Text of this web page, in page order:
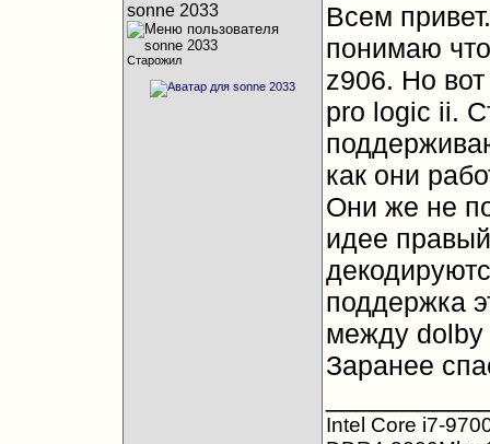
sonne 2033
Старожил
Всем
понимаю
z906. Но
pro logic ii.
как они
Они же не
идее
поддержка
между dolby
Заранее
Intel Core i7-